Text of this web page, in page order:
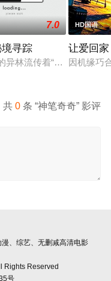
携600余公斤毒品来云交
7.0
寻踪
异林流传着“山神之眼”的
HD国语
让爱回家
因机缘巧
共0 条 “神笔奇奇” 影评
、综艺、无删减高清电影
Rights Reserved
号